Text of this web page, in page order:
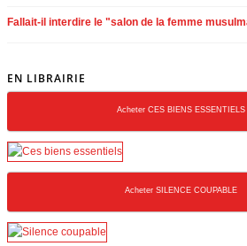
Fallait-il interdire le "salon de la femme
EN LIBRAIRIE
Acheter CES BIENS ESSENTIELS
Acheter SILENCE COUPABLE